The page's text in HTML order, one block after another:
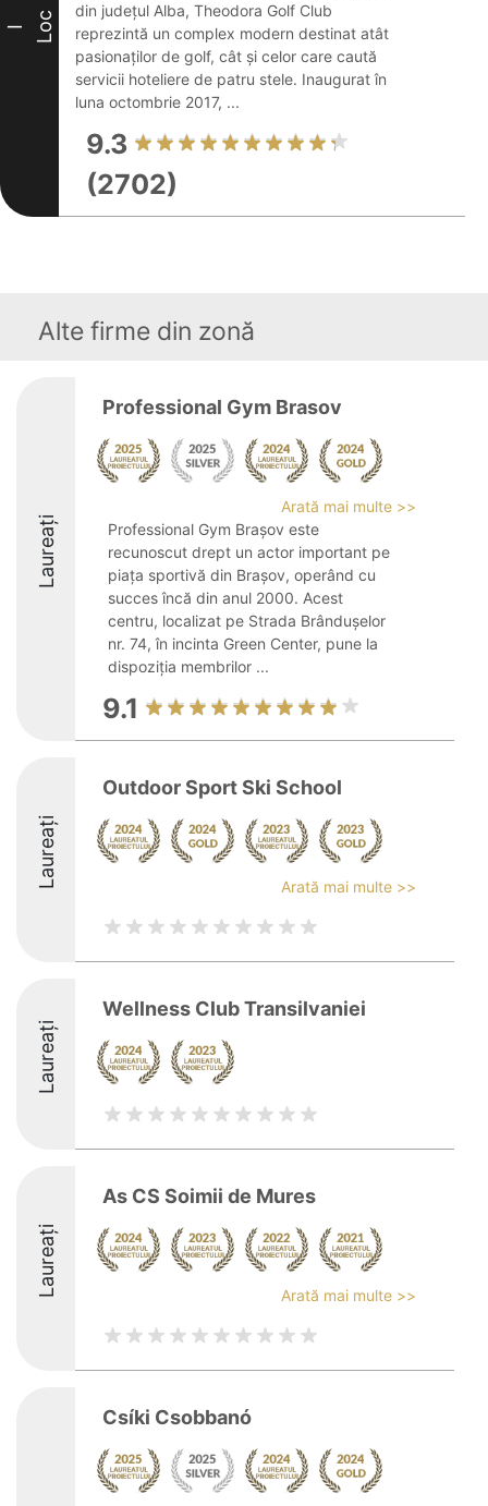
I Loc
din județul Alba, Theodora Golf Club
reprezintă un complex modern destinat atât
pasionaților de golf, cât și celor care caută
servicii hoteliere de patru stele. Inaugurat în
luna octombrie 2017, ...
9.3
(2702)
Alte firme din zonă
Laureați
Professional Gym Brasov
Arată mai multe >>
Professional Gym Brașov este
recunoscut drept un actor important pe
piața sportivă din Brașov, operând cu
succes încă din anul 2000. Acest
centru, localizat pe Strada Brândușelor
nr. 74, în incinta Green Center, pune la
dispoziția membrilor ...
9.1
Laureați
Outdoor Sport Ski School
Arată mai multe >>
Laureați
Wellness Club Transilvaniei
Laureați
As CS Soimii de Mures
Arată mai multe >>
Csíki Csobbanó